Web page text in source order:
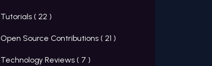
Tutorials ( 22 )
Open Source Contributions ( 21 )
Technology Reviews ( 7 )